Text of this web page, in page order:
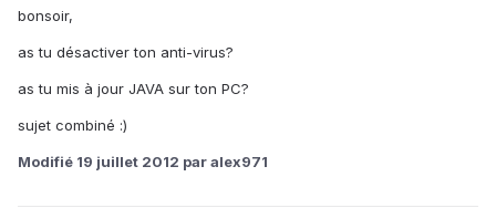
bonsoir,
as tu désactiver ton anti-virus?
as tu mis à jour JAVA sur ton PC?
sujet combiné :)
Modifié 19 juillet 2012 par alex971